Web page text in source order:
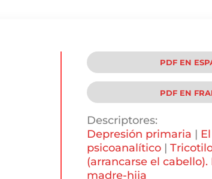
PDF EN
PDF EN
Descriptores:
Depresión primaria |
psicoanalítico|
(arrancarse el
madre-hija